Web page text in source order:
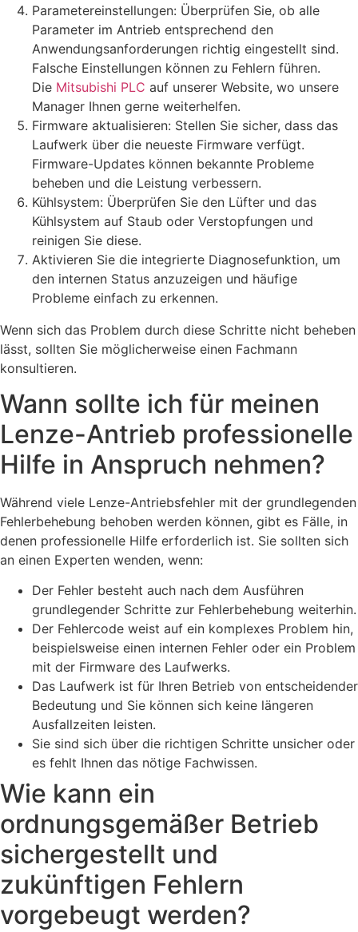
Parametereinstellungen: Überprüfen Sie, ob alle
Parameter im Antrieb entsprechend den
Anwendungsanforderungen richtig eingestellt sind.
Falsche Einstellungen können zu Fehlern führen.
Die Mitsubishi PLC auf unserer Website, wo unsere
Manager Ihnen gerne weiterhelfen.
Firmware aktualisieren: Stellen Sie sicher, dass das
Laufwerk über die neueste Firmware verfügt.
Firmware-Updates können bekannte Probleme
beheben und die Leistung verbessern.
Kühlsystem: Überprüfen Sie den Lüfter und das
Kühlsystem auf Staub oder Verstopfungen und
reinigen Sie diese.
Aktivieren Sie die integrierte Diagnosefunktion, um
den internen Status anzuzeigen und häufige
Probleme einfach zu erkennen.
Wenn sich das Problem durch diese Schritte nicht beheben
lässt, sollten Sie möglicherweise einen Fachmann
konsultieren.
Wann sollte ich für meinen
Lenze-Antrieb professionelle
Hilfe in Anspruch nehmen?
Während viele Lenze-Antriebsfehler mit der grundlegenden
Fehlerbehebung behoben werden können, gibt es Fälle, in
denen professionelle Hilfe erforderlich ist. Sie sollten sich
an einen Experten wenden, wenn:
Der Fehler besteht auch nach dem Ausführen
grundlegender Schritte zur Fehlerbehebung weiterhin.
Der Fehlercode weist auf ein komplexes Problem hin,
beispielsweise einen internen Fehler oder ein Problem
mit der Firmware des Laufwerks.
Das Laufwerk ist für Ihren Betrieb von entscheidender
Bedeutung und Sie können sich keine längeren
Ausfallzeiten leisten.
Sie sind sich über die richtigen Schritte unsicher oder
es fehlt Ihnen das nötige Fachwissen.
Wie kann ein
ordnungsgemäßer Betrieb
sichergestellt und
zukünftigen Fehlern
vorgebeugt werden?